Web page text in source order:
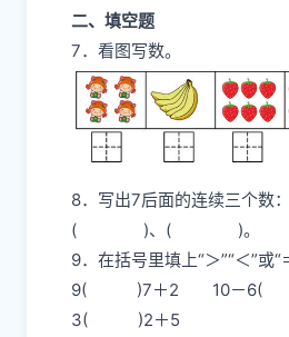
二、填空题
7．看图写数。
8．写出7后面的连续三
( )、( )。
9．在括号里填上“＞”“＜”
9( )7＋2 10－6(
3( )2＋5